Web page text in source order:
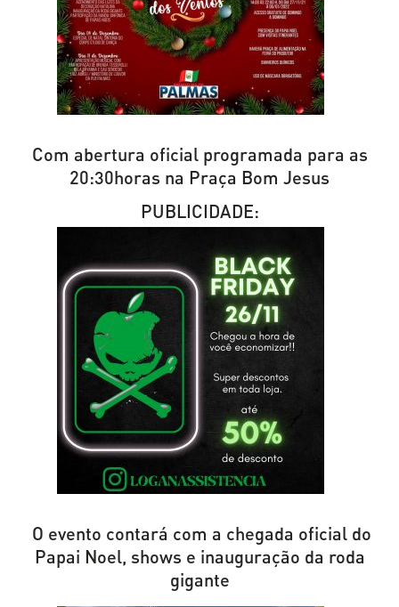
Com abertura oficial programada para as
20:30horas na Praça Bom Jesus
PUBLICIDADE:
O evento contará com a chegada oficial do
Papai Noel, shows e inauguração da roda
gigante